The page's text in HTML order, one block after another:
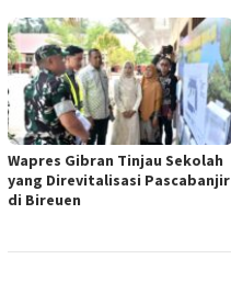
Wapres Gibran Tinjau Sekolah
yang Direvitalisasi Pascabanjir
di Bireuen